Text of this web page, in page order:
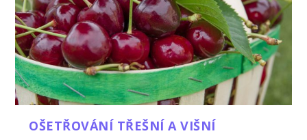
OŠETŘOVÁNÍ TŘEŠNÍ A VIŠNÍ